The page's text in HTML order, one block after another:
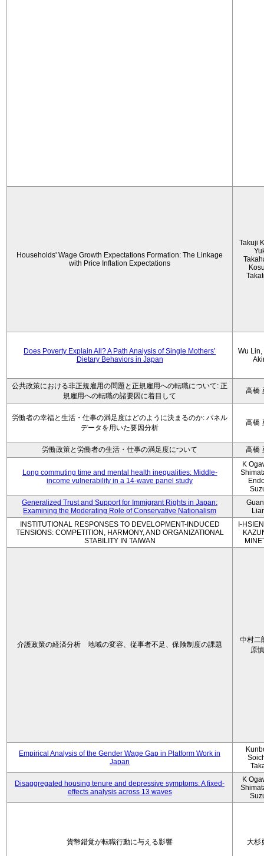
Households' Wage Growth Expectations Formation: The Linkage
with Price Inflation Expectations
Takuji
Does Poverty Explain All? A Path Analysis of Single Mothers’
Dietary Behaviors in Japan
Wu Lin,
公共政策における非正規雇用の問題と正規雇用への転職について: 正
規雇用への転職の諸要因に着目して
高橋
労働者の幸福と生活・仕事の満足度はどのように決まるのか: パネル
データを用いた要因分析
高橋
労働政策と労働者の生活・仕事の満足度について 高橋
Long commuting time and mental health inequalities: Middle-
income vulnerability in a 14-wave panel study
K
Generalized Trust and Support for Immigrant Rights in Japan:
Examining the Moderating Role of Conservative Nationalism
INSTITUTIONAL RESPONSES TO DEVELOPMENT-INDUCED
TENSIONS: COMPETITION, HARMONY, AND ORGANIZATIONAL
STABILITY IN TAIWAN
I-
介護政策の経済分析 地域の変容、従事者不足、保険制度の課題
中村二
原
Empirical Analysis of the Gender Wage Gap in Platform Work in
Japan
Disaggregated housing tenure and depressive symptoms: A fixed-
effects analysis across 13 waves
K
貨幣錯覚が転職行動に与える影響 大杉